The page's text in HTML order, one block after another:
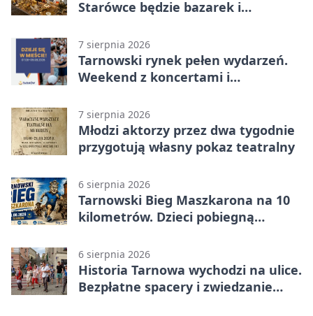
Starówce będzie bazarek i
7 sierpnia 2026
Tarnowski rynek pełen wydarzeń.
Weekend z koncertami i
7 sierpnia 2026
Młodzi aktorzy przez dwa tygodnie
przygotują własny pokaz teatralny
6 sierpnia 2026
Tarnowski Bieg Maszkarona na 10
kilometrów. Dzieci pobiegną
6 sierpnia 2026
Historia Tarnowa wychodzi na ulice.
Bezpłatne spacery i zwiedzanie